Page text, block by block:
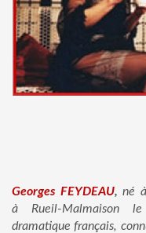
Georges FEYDEAU, né
à Rueil-
dramatique français,